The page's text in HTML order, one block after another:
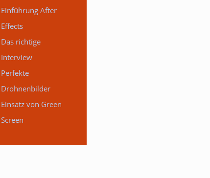
Einführung After
Effects
Das richtige
Interview
Perfekte
Drohnenbilder
Einsatz von Green
Screen